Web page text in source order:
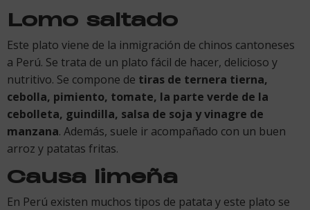
Lomo saltado
Este plato viene de la inmigración de chinos cantoneses
a Perú. Se trata de un plato fácil de hacer, delicioso y
nutritivo. Se compone de tiras de ternera tierna,
cebolla, pimiento, tomate, la parte verde de la
cebolleta, guindilla, salsa de soja y vinagre de
manzana. Además, suele ir acompañado con un buen
arroz y patatas fritas.
Causa limeña
En Perú existen muchos tipos de patata y este plato se